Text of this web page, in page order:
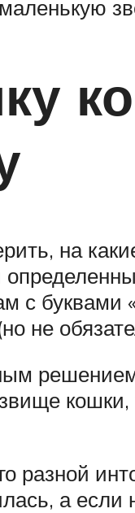
на
с
не
решением
разной
а